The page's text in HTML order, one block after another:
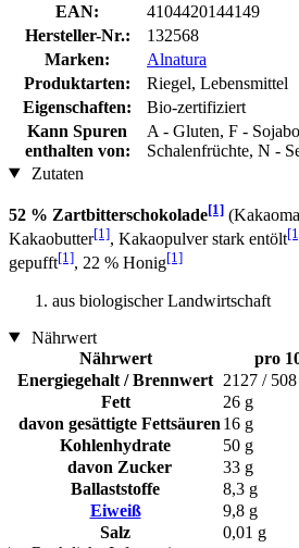
EAN:
4104420144149
Hersteller-Nr.:
132568
Marken:
Alnatura
Produktarten:
Riegel, Lebensmittel
Eigenschaften:
Bio-zertifiziert
Kann Spuren
enthalten von:
A - Gluten, F -
Schalenfrüchte, N -
Zutaten
52 % Zartbitterschokolade[1]
Kakaobutter[1], Kakaopulver stark entölt
gepufft[1], 22 % Honig[1]
aus biologischer Landwirtschaft
Nährwert
Nährwert
pro
Energiegehalt / Brennwert 2127 /
Fett
26 g
davon gesättigte Fettsäuren 16 g
Kohlenhydrate
50 g
davon Zucker
33 g
Ballaststoffe
8,3 g
Eiweiß
9,8 g
Salz
0,01 g